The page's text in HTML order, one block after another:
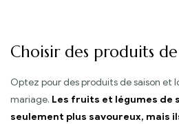
Choisir des produits de
Optez pour des produits de saison et
mariage. Les fruits et légumes de
seulement plus savoureux, mais